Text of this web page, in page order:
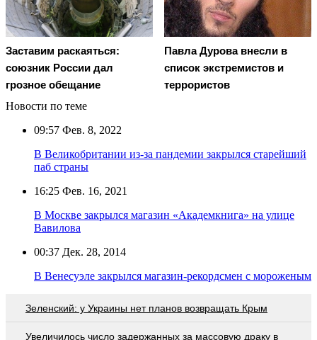
Заставим раскаяться:
союзник России дал
грозное обещание
Павла Дурова внесли в
список экстремистов и
террористов
Новости по теме
09:57 Фев. 8, 2022
В Великобритании из-за пандемии закрылся старейший
паб страны
16:25 Фев. 16, 2021
В Москве закрылся магазин «Академкнига» на улице
Вавилова
00:37 Дек. 28, 2014
В Венесуэле закрылся магазин-рекордсмен с мороженым
Зеленский: у Украины нет планов возвращать Крым
Увеличилось число задержанных за массовую драку в